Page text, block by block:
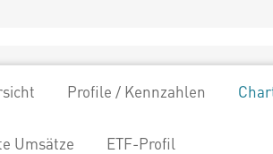
Profile / Kennzahlen
Umsätze ETF-Profil